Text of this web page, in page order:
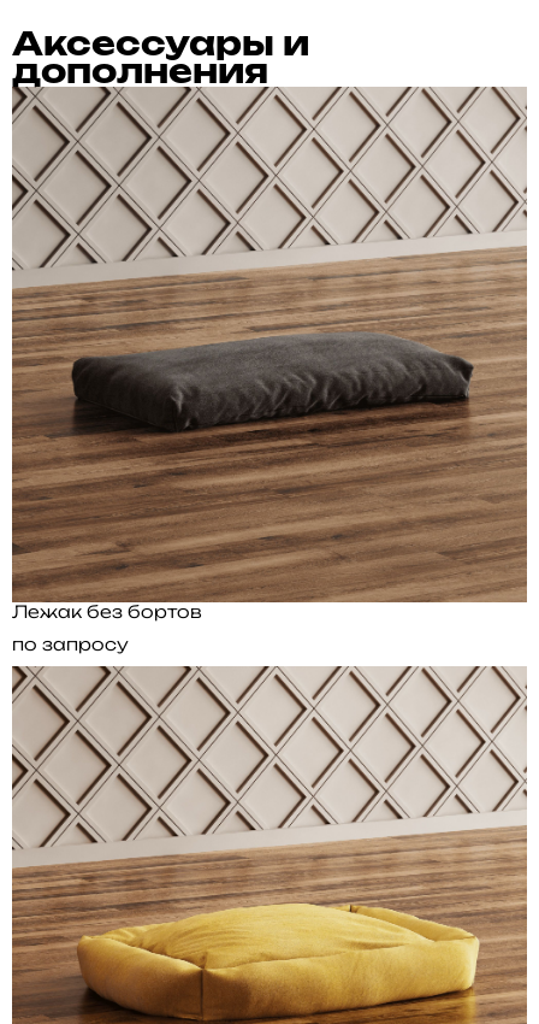
Аксессуары и
дополнения
Лежак без бортов
по запросу